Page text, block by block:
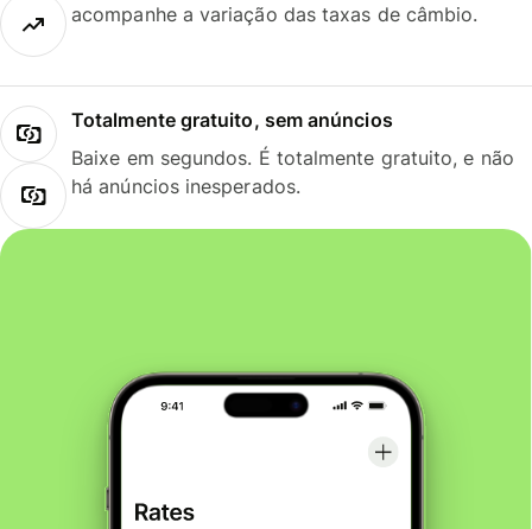
acompanhe a variação das taxas de câmbio.
Totalmente gratuito, sem anúncios
Baixe em segundos. É totalmente gratuito, e não
há anúncios inesperados.